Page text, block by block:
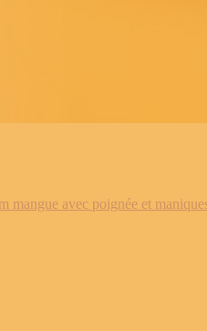
avec poignée et